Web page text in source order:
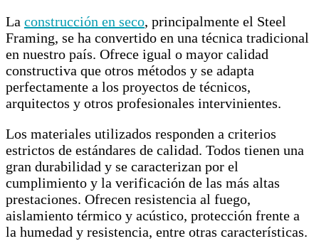
La construcción en seco, principalmente el Steel
Framing, se ha convertido en una técnica tradicional
en nuestro país. Ofrece igual o mayor calidad
constructiva que otros métodos y se adapta
perfectamente a los proyectos de técnicos,
arquitectos y otros profesionales intervinientes.
Los materiales utilizados responden a criterios
estrictos de estándares de calidad. Todos tienen una
gran durabilidad y se caracterizan por el
cumplimiento y la verificación de las más altas
prestaciones. Ofrecen resistencia al fuego,
aislamiento térmico y acústico, protección frente a
la humedad y resistencia, entre otras características.